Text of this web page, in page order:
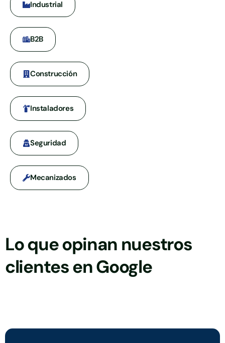
Industrial
B2B
Construcción
Instaladores
Seguridad
Mecanizados
Lo que opinan nuestros
clientes en Google